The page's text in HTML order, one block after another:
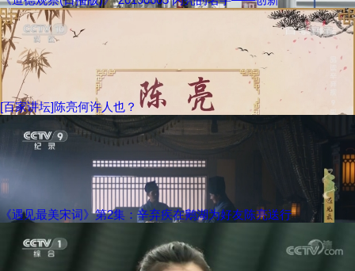
[百家讲坛]陈亮何许人也？
《遇见最美宋词》第2集：辛弃疾在鹅湖为好友陈亮送行